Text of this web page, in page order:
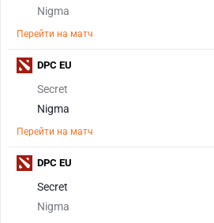
Nigma
Перейти на матч
Secret
Nigma
Перейти на матч
DPC EU
Secret
Nigma
DPC EU